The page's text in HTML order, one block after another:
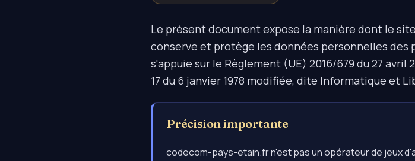
Le présent document expose la manière dont le
conserve et protège les données personnelles
s'appuie sur le Règlement (UE) 2016/679 du 27 avril
17 du 6 janvier 1978 modifiée, dite Informatique et
Précision importante
codecom-pays-etain.fr n'est pas un opérateur de jeux